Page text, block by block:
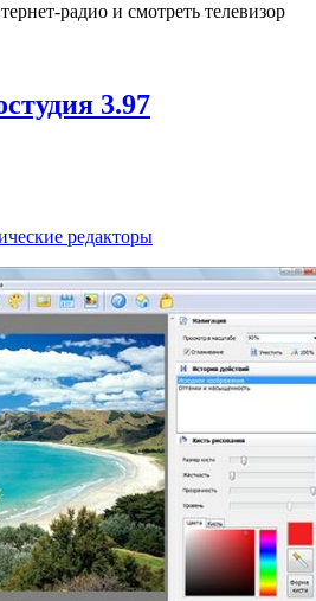
радио и смотреть телевизор
3.97
редакторы